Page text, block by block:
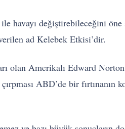
havayı değiştirebileceğini
ad Kelebek Etkisi’dir.
olan Amerikalı Edward
ABD’de bir fırtınanın